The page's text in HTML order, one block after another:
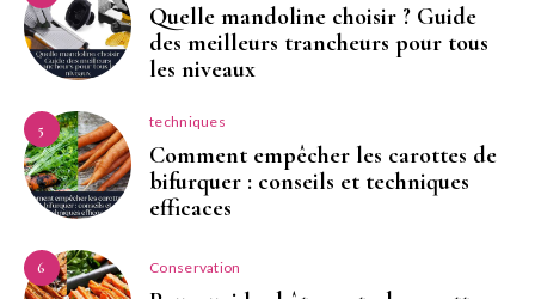
Quelle mandoline choisir ? Guide
des meilleurs trancheurs pour tous
les niveaux
5 techniques
Comment empêcher les carottes de
bifurquer : conseils et techniques
efficaces
6 Conservation